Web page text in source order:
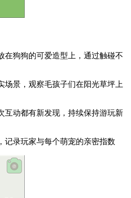
在狗狗的可爱造型上，通过触碰不
场景，观察毛孩子们在阳光草坪上
互动都有新发现，持续保持游玩新
记录玩家与每个萌宠的亲密指数